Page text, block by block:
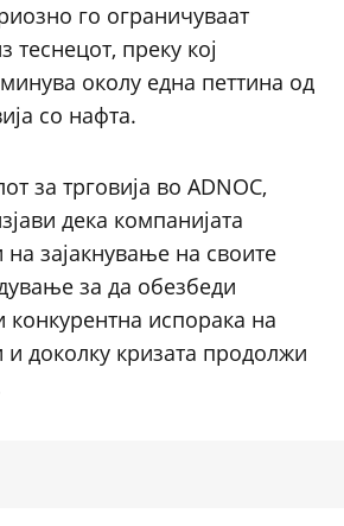
го ограничуваат
теснецот, преку кој
околу една петтина од
со нафта.
за трговија во ADNOC,
дека компанијата
зајакнување на своите
за да обезбеди
конкурентна испорака на
и доколку кризата продолжи